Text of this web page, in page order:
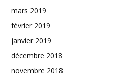
mars 2019
février 2019
janvier 2019
décembre 2018
novembre 2018